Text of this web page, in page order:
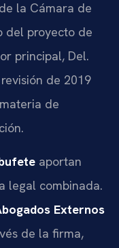
de la Cámara de
del proyecto de
principal, Del.
de 2019
de
aportan
legal combinada.
Externos
de la firma,